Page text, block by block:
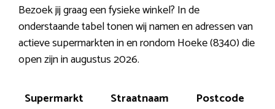
Bezoek jij graag een fysieke winkel? In de
onderstaande tabel tonen wij namen en adressen van
actieve supermarkten in en rondom Hoeke (8340) die
open zijn in augustus 2026.
Supermarkt Straatnaam Postcode